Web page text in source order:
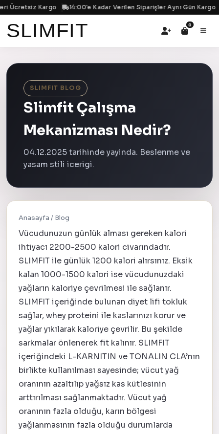
Ücretsiz Kargo 14:00'e Kadar Verilen Siparişler Aynı Gün Kargo
SLIMFIT 0
SLIMFIT BLOG
Slimfit Çalışma
Mekanizması Nedir?
04.12.2025 tarihinde yayinda. Beslenme ve
yasam stili icerigi.
Anasayfa / Blog
Vücudunuzun günlük alması gereken kalori
ihtiyacı 2200-2500 kalori civarındadır.
SLIMFIT ile günlük 1200 kalori alırsınız. Eksik
kalan 1000-1500 kalori ise vücudunuzdaki
yağların kaloriye çevrilmesi ile sağlanır.
SLIMFIT içeriğinde bulunan diyet lifi tokluk
sağlar, whey proteini ile kaslarınızı korur ve
yağlar yıkılarak kaloriye çevrilir. Bu şekilde
sarkmalar önlenerek fit kalınır. SLIMFIT
içeriğindeki L-KARNITIN ve TONALIN CLA’nın
birlikte kullanılması sayesinde; vücut yağ
oranının azaltılıp yağsız kas kütlesinin
arttırılması sağlanmaktadır. Vücut yağ
oranının fazla olduğu, karın bölgesi
yağlanmasının fazla olduğu durumlarda